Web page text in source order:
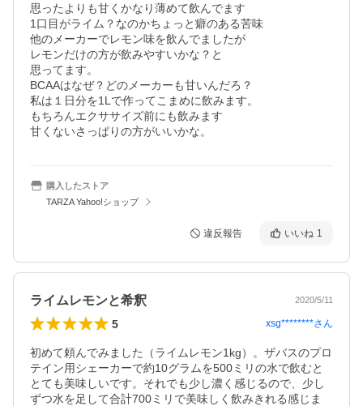
思ったよりも甘くかなり薄めて飲んでます
1口目がライム？なのかちょっと癖のある苦味
他のメーカーでレモン味を飲んでましたが
レモンだけの方が飲みやすいかな？と
思ってます。
BCAAはなぜ？どのメーカーも甘いんだろ？
私は１日分を1Lで作ってこまめに飲みます。
もちろんエクササイズ前にも飲みます
甘くないさっぱりの方がいいかな。
購入したストア
TARZA Yahoo!ショップ
違反報告 いいね 1
ライムレモンと希釈 2020/5/11
5 xsg********さん
初めて頼んでみました（ライムレモン1kg）。ザバスのプロ
テイン用シェーカーで約10グラムを500ミリの水で飲むと
とても美味しいです。それでも少し濃く感じるので、少し
ずつ水を足して合計700ミリで美味しく飲みきれる感じま